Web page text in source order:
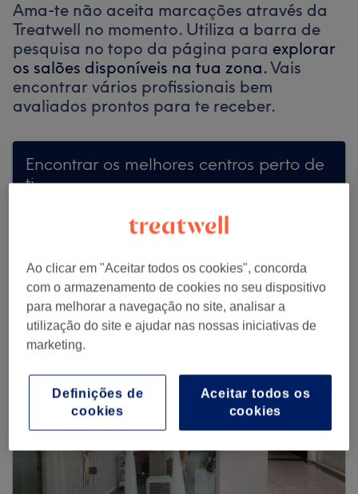
Ama-te não aceita marcações através da
Treatwell no momento. Utiliza a barra de
pesquisa no topo da página para explorar
os salões disponíveis na tua zona.Vais
encontrar vários profissionais bem
avaliados prontos para te receber.
Encontrar os melhores centros perto de
ti
Procurar Treatwell
Ao clicar em "Aceitar todos os cookies", concorda
com o armazenamento de cookies no seu dispositivo
para melhorar a navegação no site, analisar a
utilização do site e ajudar nas nossas iniciativas de
marketing.
Aceitar todos os
cookies
Definições de
cookies